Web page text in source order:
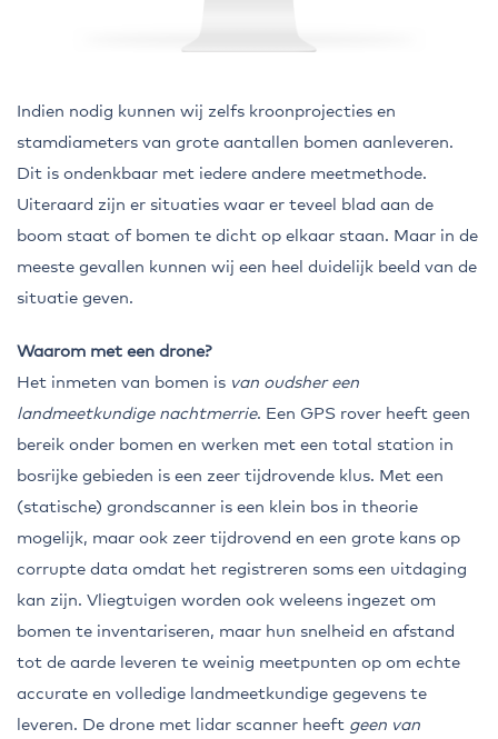
Indien nodig kunnen wij zelfs kroonprojecties en
stamdiameters van grote aantallen bomen aanleveren.
Dit is ondenkbaar met iedere andere meetmethode.
Uiteraard zijn er situaties waar er teveel blad aan de
boom staat of bomen te dicht op elkaar staan. Maar in de
meeste gevallen kunnen wij een heel duidelijk beeld van de
situatie geven.
Waarom met een drone?
Het inmeten van bomen is van oudsher een
landmeetkundige nachtmerrie. Een GPS rover heeft geen
bereik onder bomen en werken met een total station in
bosrijke gebieden is een zeer tijdrovende klus. Met een
(statische) grondscanner is een klein bos in theorie
mogelijk, maar ook zeer tijdrovend en een grote kans op
corrupte data omdat het registreren soms een uitdaging
kan zijn. Vliegtuigen worden ook weleens ingezet om
bomen te inventariseren, maar hun snelheid en afstand
tot de aarde leveren te weinig meetpunten op om echte
accurate en volledige landmeetkundige gegevens te
leveren. De drone met lidar scanner heeft geen van